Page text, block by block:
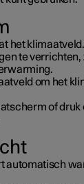
het
te verrichten,
om het
of druk
automatisch